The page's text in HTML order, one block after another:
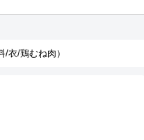
衣/鶏むね肉）